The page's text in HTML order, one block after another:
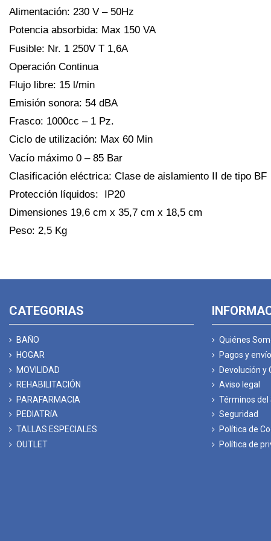
Alimentación: 230 V – 50Hz
Potencia absorbida: Max 150 VA
Fusible: Nr. 1 250V T 1,6A
Operación Continua
Flujo libre: 15 l/min
Emisión sonora: 54 dBA
Frasco: 1000cc – 1 Pz.
Ciclo de utilización: Max 60 Min
Vacío máximo 0 – 85 Bar
Clasificación eléctrica: Clase de aislamiento II de tipo BF
Protección líquidos: IP20
Dimensiones 19,6 cm x 35,7 cm x 18,5 cm
Peso: 2,5 Kg
CATEGORIAS
BAÑO
HOGAR
MOVILIDAD
REHABILITACIÓN
PARAFARMACIA
PEDIATRíA
TALLAS ESPECIALES
OUTLET
Quiénes
Pagos y
Devolución y
Aviso legal
Términos del
Seguridad
Política de
Política de